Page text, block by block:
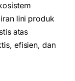
lini produk
atas
efisien, dan